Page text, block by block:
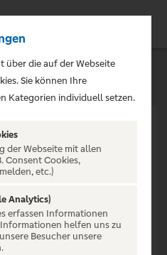
NICHT
über die auf der Webseite
Sie können Ihre
Kategorien individuell setzen.
der Webseite mit allen
Consent Cookies,
etc.)
Analytics)
erfassen Informationen
helfen uns zu
Besucher unsere